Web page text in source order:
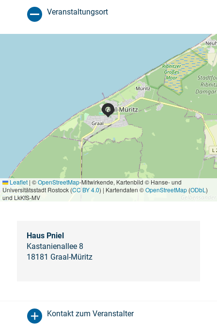
Veranstaltungsort
Leaflet | ©OpenStreetMap-Mitwirkende, Kartenbild © Hanse- und
Universitätsstadt Rostock (CC BY 4.0) | Kartendaten ©OpenStreetMap (ODbL )
und LkKfS-MV
Haus Pniel
Kastanienallee 8
18181 Graal-Müritz
Kontakt zum Veranstalter